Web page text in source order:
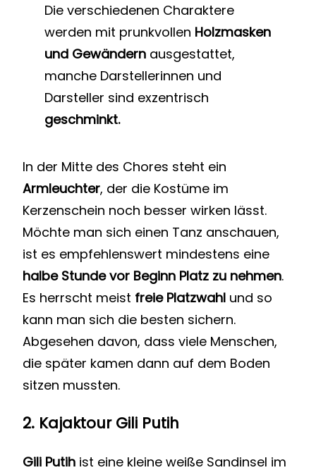
Die verschiedenen Charaktere
werden mit prunkvollen Holzmasken
und Gewändernausgestattet,
manche Darstellerinnen und
Darsteller sind exzentrisch
geschminkt.
In der Mitte des Chores steht ein
Armleuchter, der die Kostüme im
Kerzenschein noch besser wirken lässt.
Möchte man sich einen Tanz anschauen,
ist es empfehlenswert mindestens eine
halbe Stunde vor Beginn Platz zu nehmen.
Es herrscht meist freie Platzwahl und so
kann man sich die besten sichern.
Abgesehen davon, dass viele Menschen,
die später kamen dann auf dem Boden
sitzen mussten.
2. Kajaktour Gili Putih
Gili Putih ist eine kleine weiße Sandinsel im